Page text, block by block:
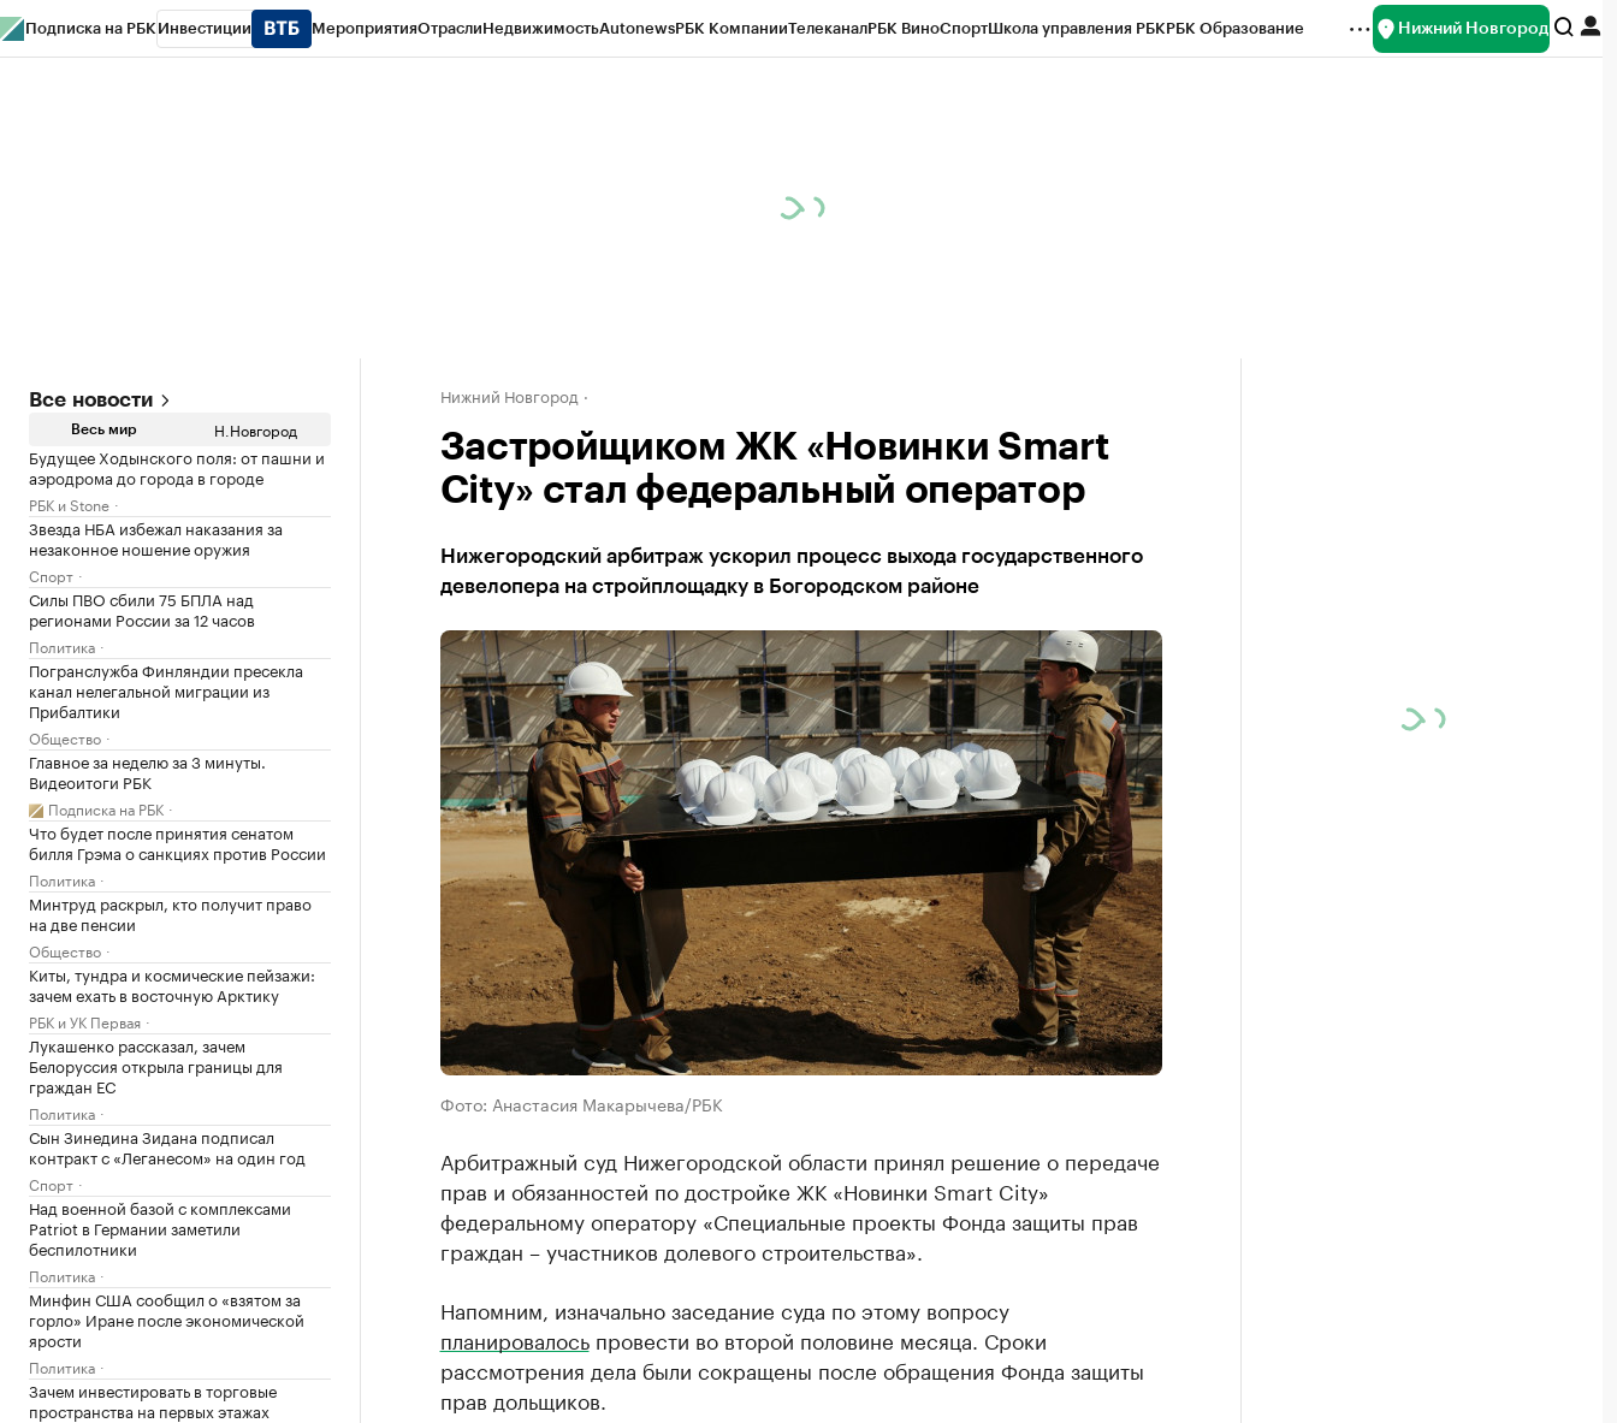
Подписка на РБК Инвестиции МероприятияОтраслиНедвижимостьAutonewsРБК КомпанииТелеканалРБК ВиноСпортШкола управления РБКРБК Образование Нижний Новгород
Все новости
Весь мир Н.Новгород
Будущее Ходынского поля: от пашни и
аэродрома до города в городе
РБК и Stone
Звезда НБА избежал наказания за
незаконное ношение оружия
Спорт
Силы ПВО сбили 75 БПЛА над
регионами России за 12 часов
Политика
Погранслужба Финляндии пресекла
канал нелегальной миграции из
Прибалтики
Общество
Главное за неделю за 3 минуты.
Видеоитоги РБК
Подписка на РБК
Что будет после принятия сенатом
билля Грэма о санкциях против России
Политика
Минтруд раскрыл, кто получит право
на две пенсии
Общество
Киты, тундра и космические пейзажи:
зачем ехать в восточную Арктику
РБК и УК Первая
Лукашенко рассказал, зачем
Белоруссия открыла границы для
граждан ЕС
Политика
Сын Зинедина Зидана подписал
контракт с «Леганесом» на один год
Спорт
Над военной базой с комплексами
Patriot в Германии заметили
беспилотники
Политика
Минфин США сообщил о «взятом за
горло» Иране после экономической
ярости
Политика
Зачем инвестировать в торговые
пространства на первых этажах
Нижний Новгород
Застройщиком ЖК «Новинки Smart
City» стал федеральный оператор
Нижегородский арбитраж ускорил процесс выхода государственного
девелопера на стройплощадку в Богородском районе
Фото: Анастасия Макарычева/РБК
Арбитражный суд Нижегородской области принял решение о передаче
прав и обязанностей по достройке ЖК «Новинки Smart City»
федеральному оператору «Специальные проекты Фонда защиты прав
граждан – участников долевого строительства».
Напомним, изначально заседание суда по этому вопросу
планировалосьпровести во второй половине месяца. Сроки
рассмотрения дела были сокращены после обращения Фонда защиты
прав дольщиков.